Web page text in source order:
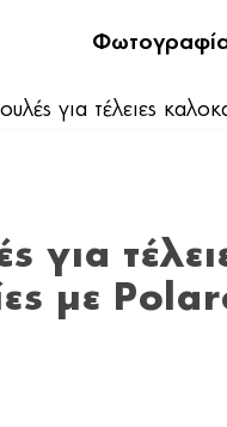
για τέλειες
για
με